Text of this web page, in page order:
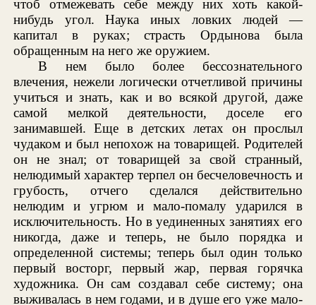
чтоб отмежевать себе между них хоть какой-
нибудь угол. Наука иных ловких людей —
капитал в руках; страсть Ордынова была
обращенным на него же оружием.
В нем было более бессознательного
влечения, нежели логически отчетливой причины
учиться и знать, как и во всякой другой, даже
самой мелкой деятельности, доселе его
занимавшей. Еще в детских летах он прослыл
чудаком и был непохож на товарищей. Родителей
он не знал; от товарищей за свой странный,
нелюдимый характер терпел он бесчеловечность и
грубость, отчего сделался действительно
нелюдим и угрюм и мало-помалу ударился в
исключительность. Но в уединенных занятиях его
никогда, даже и теперь, не было порядка и
определенной системы; теперь был один только
первый восторг, первый жар, первая горячка
художника. Он сам создавал себе систему; она
выживалась в нем годами, и в душе его уже мало-